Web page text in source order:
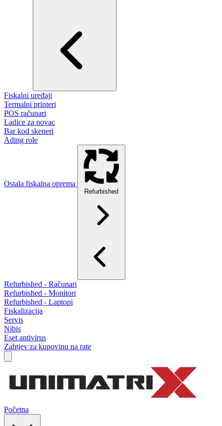
Fiskalni uređaji
Termalni printeri
POS računari
Ladice za novac
Bar kod skeneri
Ading role
Ostala fiskalna oprema
Refurbished
Refurbished - Računari
Refurbished - Monitori
Refurbished - Laptopi
Fiskalizacija
Servis
Nibis
Eset antivirus
Zahtjev za kupovinu na rate
Početna